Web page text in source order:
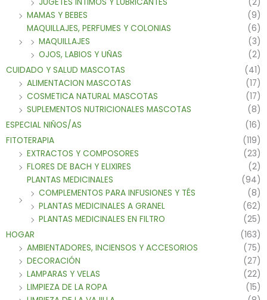
MAMAS Y BEBES
(9)
MAQUILLAJES, PERFUMES Y COLONIAS
(6)
MAQUILLAJES
(3)
OJOS, LABIOS Y UÑAS
(2)
CUIDADO Y SALUD MASCOTAS
(41)
ALIMENTACION MASCOTAS
(17)
COSMETICA NATURAL MASCOTAS
(17)
SUPLEMENTOS NUTRICIONALES MASCOTAS
(8)
ESPECIAL NIÑOS/AS
(16)
FITOTERAPIA
(119)
EXTRACTOS Y COMPOSORES
(23)
FLORES DE BACH Y ELIXIRES
(2)
PLANTAS MEDICINALES
(94)
COMPLEMENTOS PARA INFUSIONES Y TÉS
(8)
PLANTAS MEDICINALES A GRANEL
(62)
PLANTAS MEDICINALES EN FILTRO
(25)
HOGAR
(163)
AMBIENTADORES, INCIENSOS Y ACCESORIOS
(75)
DECORACIÓN
(27)
LAMPARAS Y VELAS
(22)
LIMPIEZA DE LA ROPA
(15)